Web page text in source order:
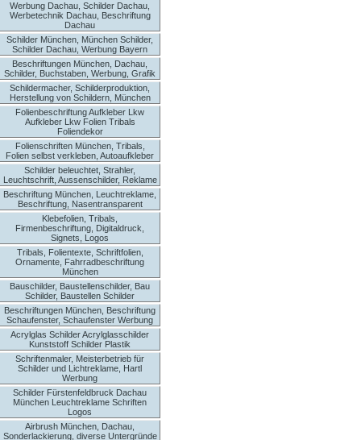
Werbung Dachau, Schilder Dachau,
Werbetechnik Dachau, Beschriftung
Dachau
Schilder München, München Schilder,
Schilder Dachau, Werbung Bayern
Beschriftungen München, Dachau,
Schilder, Buchstaben, Werbung, Grafik
Schildermacher, Schilderproduktion,
Herstellung von Schildern, München
Folienbeschriftung Aufkleber Lkw
Aufkleber Lkw Folien Tribals
Foliendekor
Folienschriften München, Tribals,
Folien selbst verkleben, Autoaufkleber
Schilder beleuchtet, Strahler,
Leuchtschrift, Aussenschilder, Reklame
Beschriftung München, Leuchtreklame,
Beschriftung, Nasentransparent
Klebefolien, Tribals,
Firmenbeschriftung, Digitaldruck,
Signets, Logos
Tribals, Folientexte, Schriftfolien,
Ornamente, Fahrradbeschriftung
München
Bauschilder, Baustellenschilder, Bau
Schilder, Baustellen Schilder
Beschriftungen München, Beschriftung
Schaufenster, Schaufenster Werbung
Acrylglas Schilder Acrylglasschilder
Kunststoff Schilder Plastik
Schriftenmaler, Meisterbetrieb für
Schilder und Lichtreklame, Hartl
Werbung
Schilder Fürstenfeldbruck Dachau
München Leuchtreklame Schriften
Logos
Airbrush München, Dachau,
Sonderlackierung, diverse Untergründe